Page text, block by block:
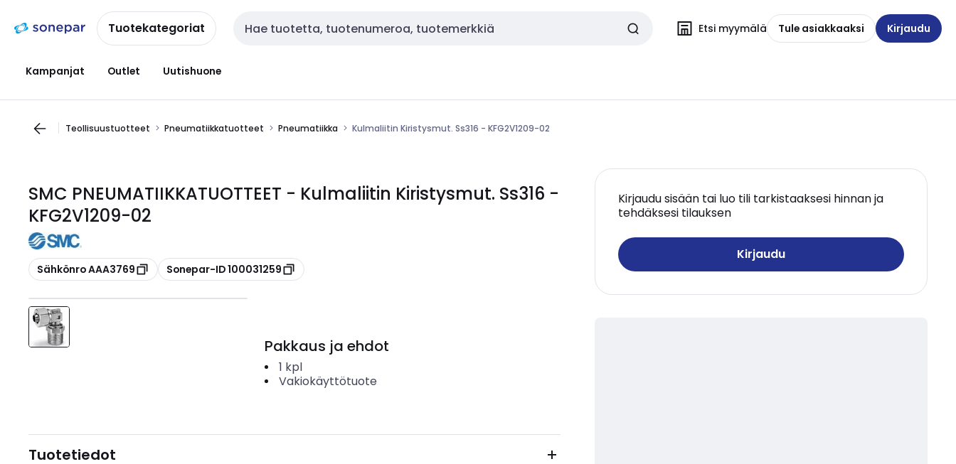
navigointiinsisältöönTuotekategoriat Haku Etsi myymälä Tule asiakkaaksi Kirjaudu
Kampanjat Outlet Uutishuone
Teollisuustuotteet Pneumatiikkatuotteet Pneumatiikka Kulmaliitin Kiristysmut. Ss316 - KFG2V1209-02
SMC PNEUMATIIKKATUOTTEET - Kulmaliitin Kiristysmut. Ss316 -
KFG2V1209-02
Kopioi
Sähkönro AAA3769 Kopioi
Sonepar-ID 100031259
Kirjaudu sisään tai luo tili tarkistaaksesi hinnan ja
tehdäksesi tilauksen
Kirjaudu
Pakkaus ja ehdot
1 kpl
Vakiokäyttötuote
Tuotetiedot